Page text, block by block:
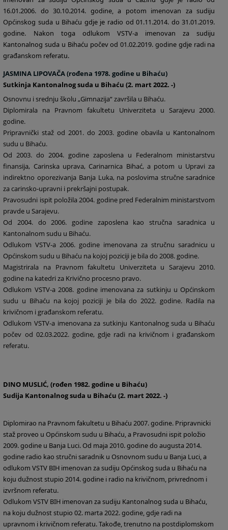
16.01.2006. do 30.10.2014. godine, a potom imenovan za sudiju
Općinskog suda u Bihaću gdje je radio od 01.11.2014. do 31.01.2019.
godine. Nakon toga odlukom VSTV-a imenovan za sudiju
Kantonalnog suda u Bihaću počev od 01.02.2019. godine gdje radi na
građanskom referatu.
JASMINA LIPOVAČA (rođena 1978. godine u Bihaću)
Sutkinja Kantonalnog suda u Bihaću (2. mart 2022. -)
Osnovnu i srednju školu „Gimnazija“ završila u Bihaću.
Diplomirala na Pravnom fakultetu Univerziteta u Sarajevu 2000.
godine.
Pripravnički staž od 2001. do 2003. godine obavila u Kantonalnom
sudu u Bihaću.
Od 2003. do 2004. godine zaposlena u Federalnom ministarstvu
finansija, Carinska uprava, Carinarnica Bihać, a potom u Upravi za
indirektno oporezivanja Banja Luka, na poslovima stručne saradnice
za carinsko-upravni i prekršajni postupak.
Pravosudni ispit položila 2004. godine pred Federalnim ministarstvom
pravde u Sarajevu.
Od 2004. do 2006. godine zaposlena kao stručna saradnica u
Kantonalnom sudu u Bihaću.
Odlukom VSTV-a 2006. godine imenovana za stručnu saradnicu u
Općinskom sudu u Bihaću na kojoj poziciji je bila do 2008. godine.
Magistrirala na Pravnom fakultetu Univerziteta u Sarajevu 2010.
godine na katedri za Krivično procesno pravo.
Odlukom VSTV-a 2008. godine imenovana za sutkinju u Općinskom
sudu u Bihaću na kojoj poziciji je bila do 2022. godine. Radila na
krivičnom i građanskom referatu.
Odlukom VSTV-a imenovana za sutkinju Kantonalnog suda u Bihaću
počev od 02.03.2022. godine, gdje radi na krivičnom i građanskom
referatu.
DINO MUSLIĆ, (rođen 1982. godine u Bihaću)
Sudija Kantonalnog suda u Bihaću (2. mart 2022. -)
Diplomirao na Pravnom fakultetu u Bihaću 2007. godine. Pripravnicki
staž proveo u Općinskom sudu u Bihaću, a Pravosudni ispit položio
2009. godine u Banja Luci. Od maja 2010. godine do augusta 2014.
godine radio kao stručni saradnik u Osnovnom sudu u Banja Luci, a
odlukom VSTV BIH imenovan za sudiju Općinskog suda u Bihaću na
koju dužnost stupio 2014. godine i radio na krivičnom, privrednom i
izvršnom referatu.
Odlukom VSTV BIH imenovan za sudiju Kantonalnog suda u Bihaću,
na koju dužnost stupio 02. marta 2022. godine, gdje radi na
upravnom i krivičnom referatu. Takođe, trenutno na postdiplomskom